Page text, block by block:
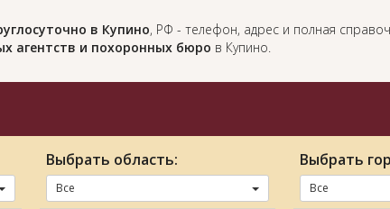
в Купино, РФ - телефон, адрес и полная
агентств и похоронных бюро в Купино.
Выбрать область:
Все
Выбрать
Все